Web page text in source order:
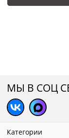
МЫ В СОЦ
Категории